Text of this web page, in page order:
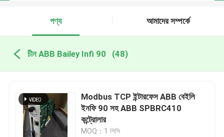
পণ্য আমাদের সম্পর্কে
চীন ABB Bailey Infi 90 (48)
Modbus TCP ইন্টারফেস ABB বেইলি
ইনফি 90 সহ ABB SPBRC410
কন্ট্রোলার
MOQ：1 পিসি